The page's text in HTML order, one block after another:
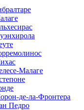
Малаге
де-ла-Фронтера
Педро